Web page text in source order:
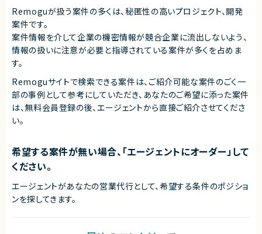
Remoguが扱う案件の多くは、秘匿性の高いプロジェクト、開発
案件です。
案件情報を介して企業の機密情報が競合企業に流出しないよう、
情報の扱いに注意が必要と指導されている案件が多くを占めま
す。
Remoguサイトで検索できる案件は、ご紹介可能な案件のごく一
部の事例として参考にしていただき、 あなたのご希望に添った案件
は、無料会員登録の後、エージェントから直接ご紹介させてくださ
い。
希望する案件が無い場合、「エージェントにオーダー」して
ください。
エージェントがあなたの営業代行として、希望する条件のポジショ
ンを探してきます。